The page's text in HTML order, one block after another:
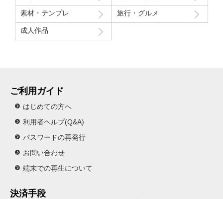
素材・テンプレ 旅行・グルメ
成人作品
ご利用ガイド
はじめての方へ
利用者ヘルプ(Q&A)
パスワードの再発行
お問い合わせ
端末での再生について
決済手段